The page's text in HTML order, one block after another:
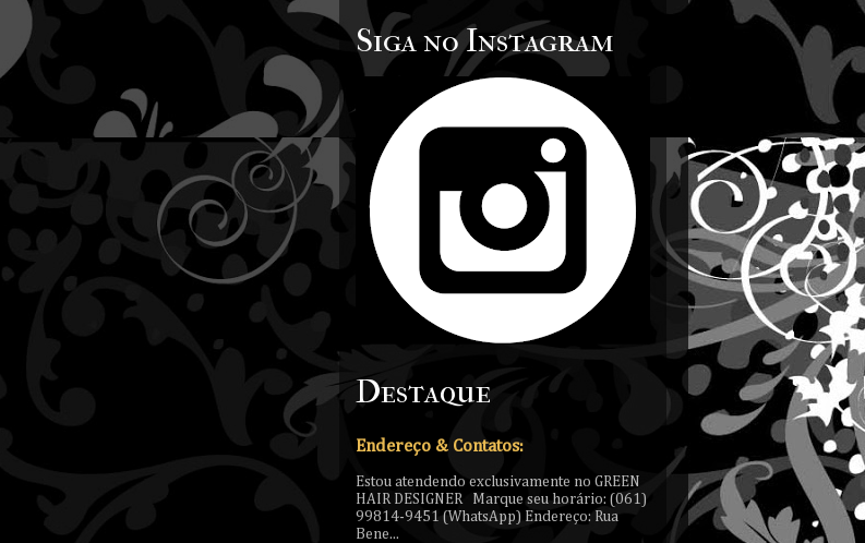
Siga no Instagram
Destaque
Endereço & Contatos:
Estou atendendo exclusivamente no GREEN
HAIR DESIGNER Marque seu horário: (061)
99814-9451 (WhatsApp) Endereço: Rua
Bene...